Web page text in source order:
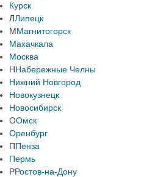
Курск
ЛЛипецк
ММагнитогорск
Махачкала
Москва
ННабережные Челны
Нижний Новгород
Новокузнецк
Новосибирск
ООмск
Оренбург
ППенза
Пермь
РРостов-на-Дону